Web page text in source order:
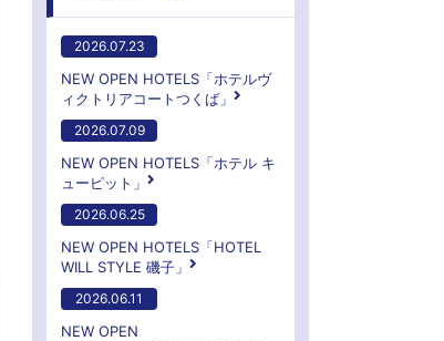
2026.07.23
NEW OPEN HOTELS「ホテルヴ
ィクトリアコートつくば」
2026.07.09
NEW OPEN HOTELS「ホテル キ
ューピット」
2026.06.25
NEW OPEN HOTELS「HOTEL
WILL STYLE 磯子」
2026.06.11
NEW OPEN